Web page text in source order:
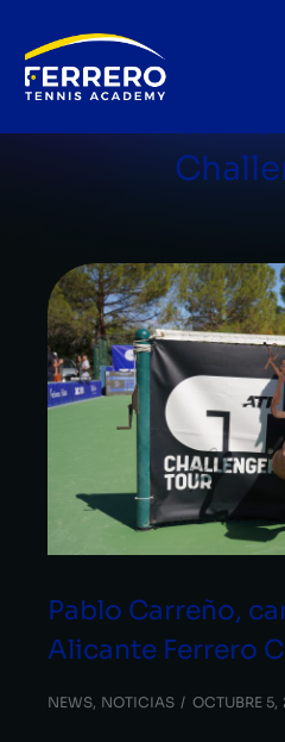
Alicante
Pablo Carreño,
Alicante Ferrero
NEWS, NOTICIAS OCTUBRE 5,